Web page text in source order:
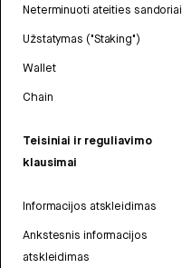
Neterminuoti ateities sandoriai
Užstatymas ("Staking")
Wallet
Chain
Teisiniai ir reguliavimo
klausimai
Informacijos atskleidimas
Ankstesnis informacijos
atskleidimas